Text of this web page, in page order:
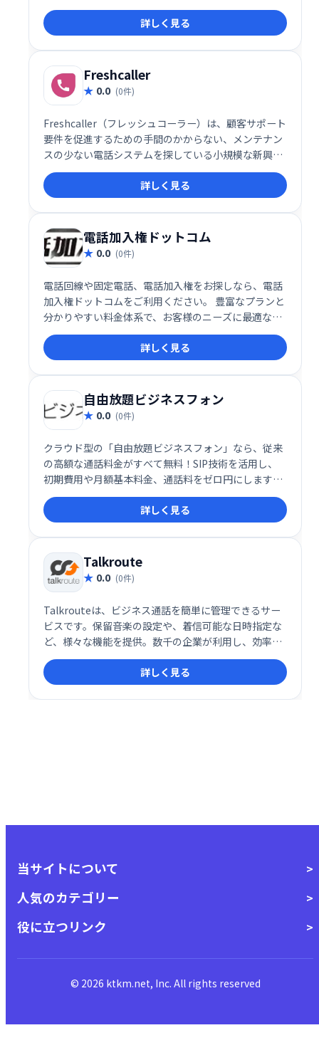
詳しく見る
Freshcaller
0.0 (0件)
Freshcaller（フレッシュコーラー）は、顧客サポート
要件を促進するための手間のかからない、メンテナン
スの少ない電話システムを探している小規模な新興企
業や中規模企業向けに構築されたコールセンターソフ
トウェアです。
詳しく見る
電話加入権ドットコム
0.0 (0件)
電話回線や固定電話、電話加入権をお探しなら、電話
加入権ドットコムをご利用ください。 豊富なプランと
分かりやすい料金体系で、お客様のニーズに最適な通
信環境をご提案いたします。
詳しく見る
自由放題ビジネスフォン
0.0 (0件)
クラウド型の「自由放題ビジネスフォン」なら、従来
の高額な通話料金がすべて無料！SIP技術を活用し、
初期費用や月額基本料金、通話料をゼロ円にします。
導入も簡単で、ビジネスの効率化とコスト削減を実現
します。
詳しく見る
Talkroute
0.0 (0件)
Talkrouteは、ビジネス通話を簡単に管理できるサー
ビスです。保留音楽の設定や、着信可能な日時指定な
ど、様々な機能を提供。数千の企業が利用し、効率的
なコール管理を実現しています。煩雑な通話対応を簡
素化し、ビジネスの生産性を向上させます。
詳しく見る
当サイトについて
人気のカテゴリー
役に立つリンク
© 2026 ktkm.net, Inc. All rights reserved